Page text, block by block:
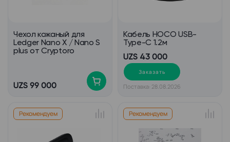
Чехол кожаный для
Ledger Nano X / Nano S
plus от Cryptoro
UZS 99 000
Кабель HOCO USB-
Type-C 1.2м
UZS 43 000
Заказать
Поставка: 28.08.2026
Рекомендуем Рекомендуем